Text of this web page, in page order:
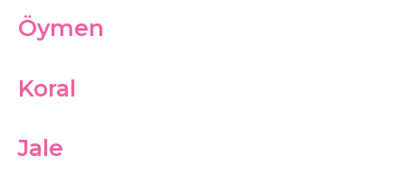
Öymen
Koral
Jale